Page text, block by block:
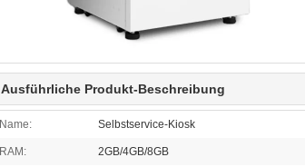
Ausführliche Produkt-Beschreibung
Name: Selbstservice-Kiosk
RAM: 2GB/4GB/8GB